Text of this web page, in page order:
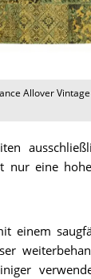
Allover
nur eine
einem